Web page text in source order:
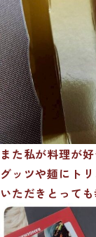
また私が料理が
グッツや麺にト
いただきとって